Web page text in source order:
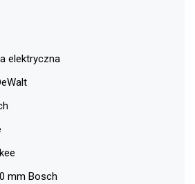
elektryczna
mm Bosch